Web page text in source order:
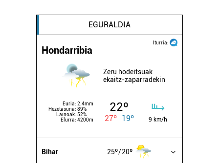
EGURALDIA
Iturria:
Hondarribia
Zeru hodeitsuak
ekaitz-zaparradekin
Euria: 2.4mm
Hezetasuna: 89%
Lainoak: 52%
Elurra: 4200m
22º
27º 19º 9 km/h
Bihar 25º 20º